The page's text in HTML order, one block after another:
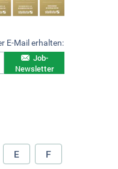
E-Mail erhalten:
Job-
Newsletter
E F